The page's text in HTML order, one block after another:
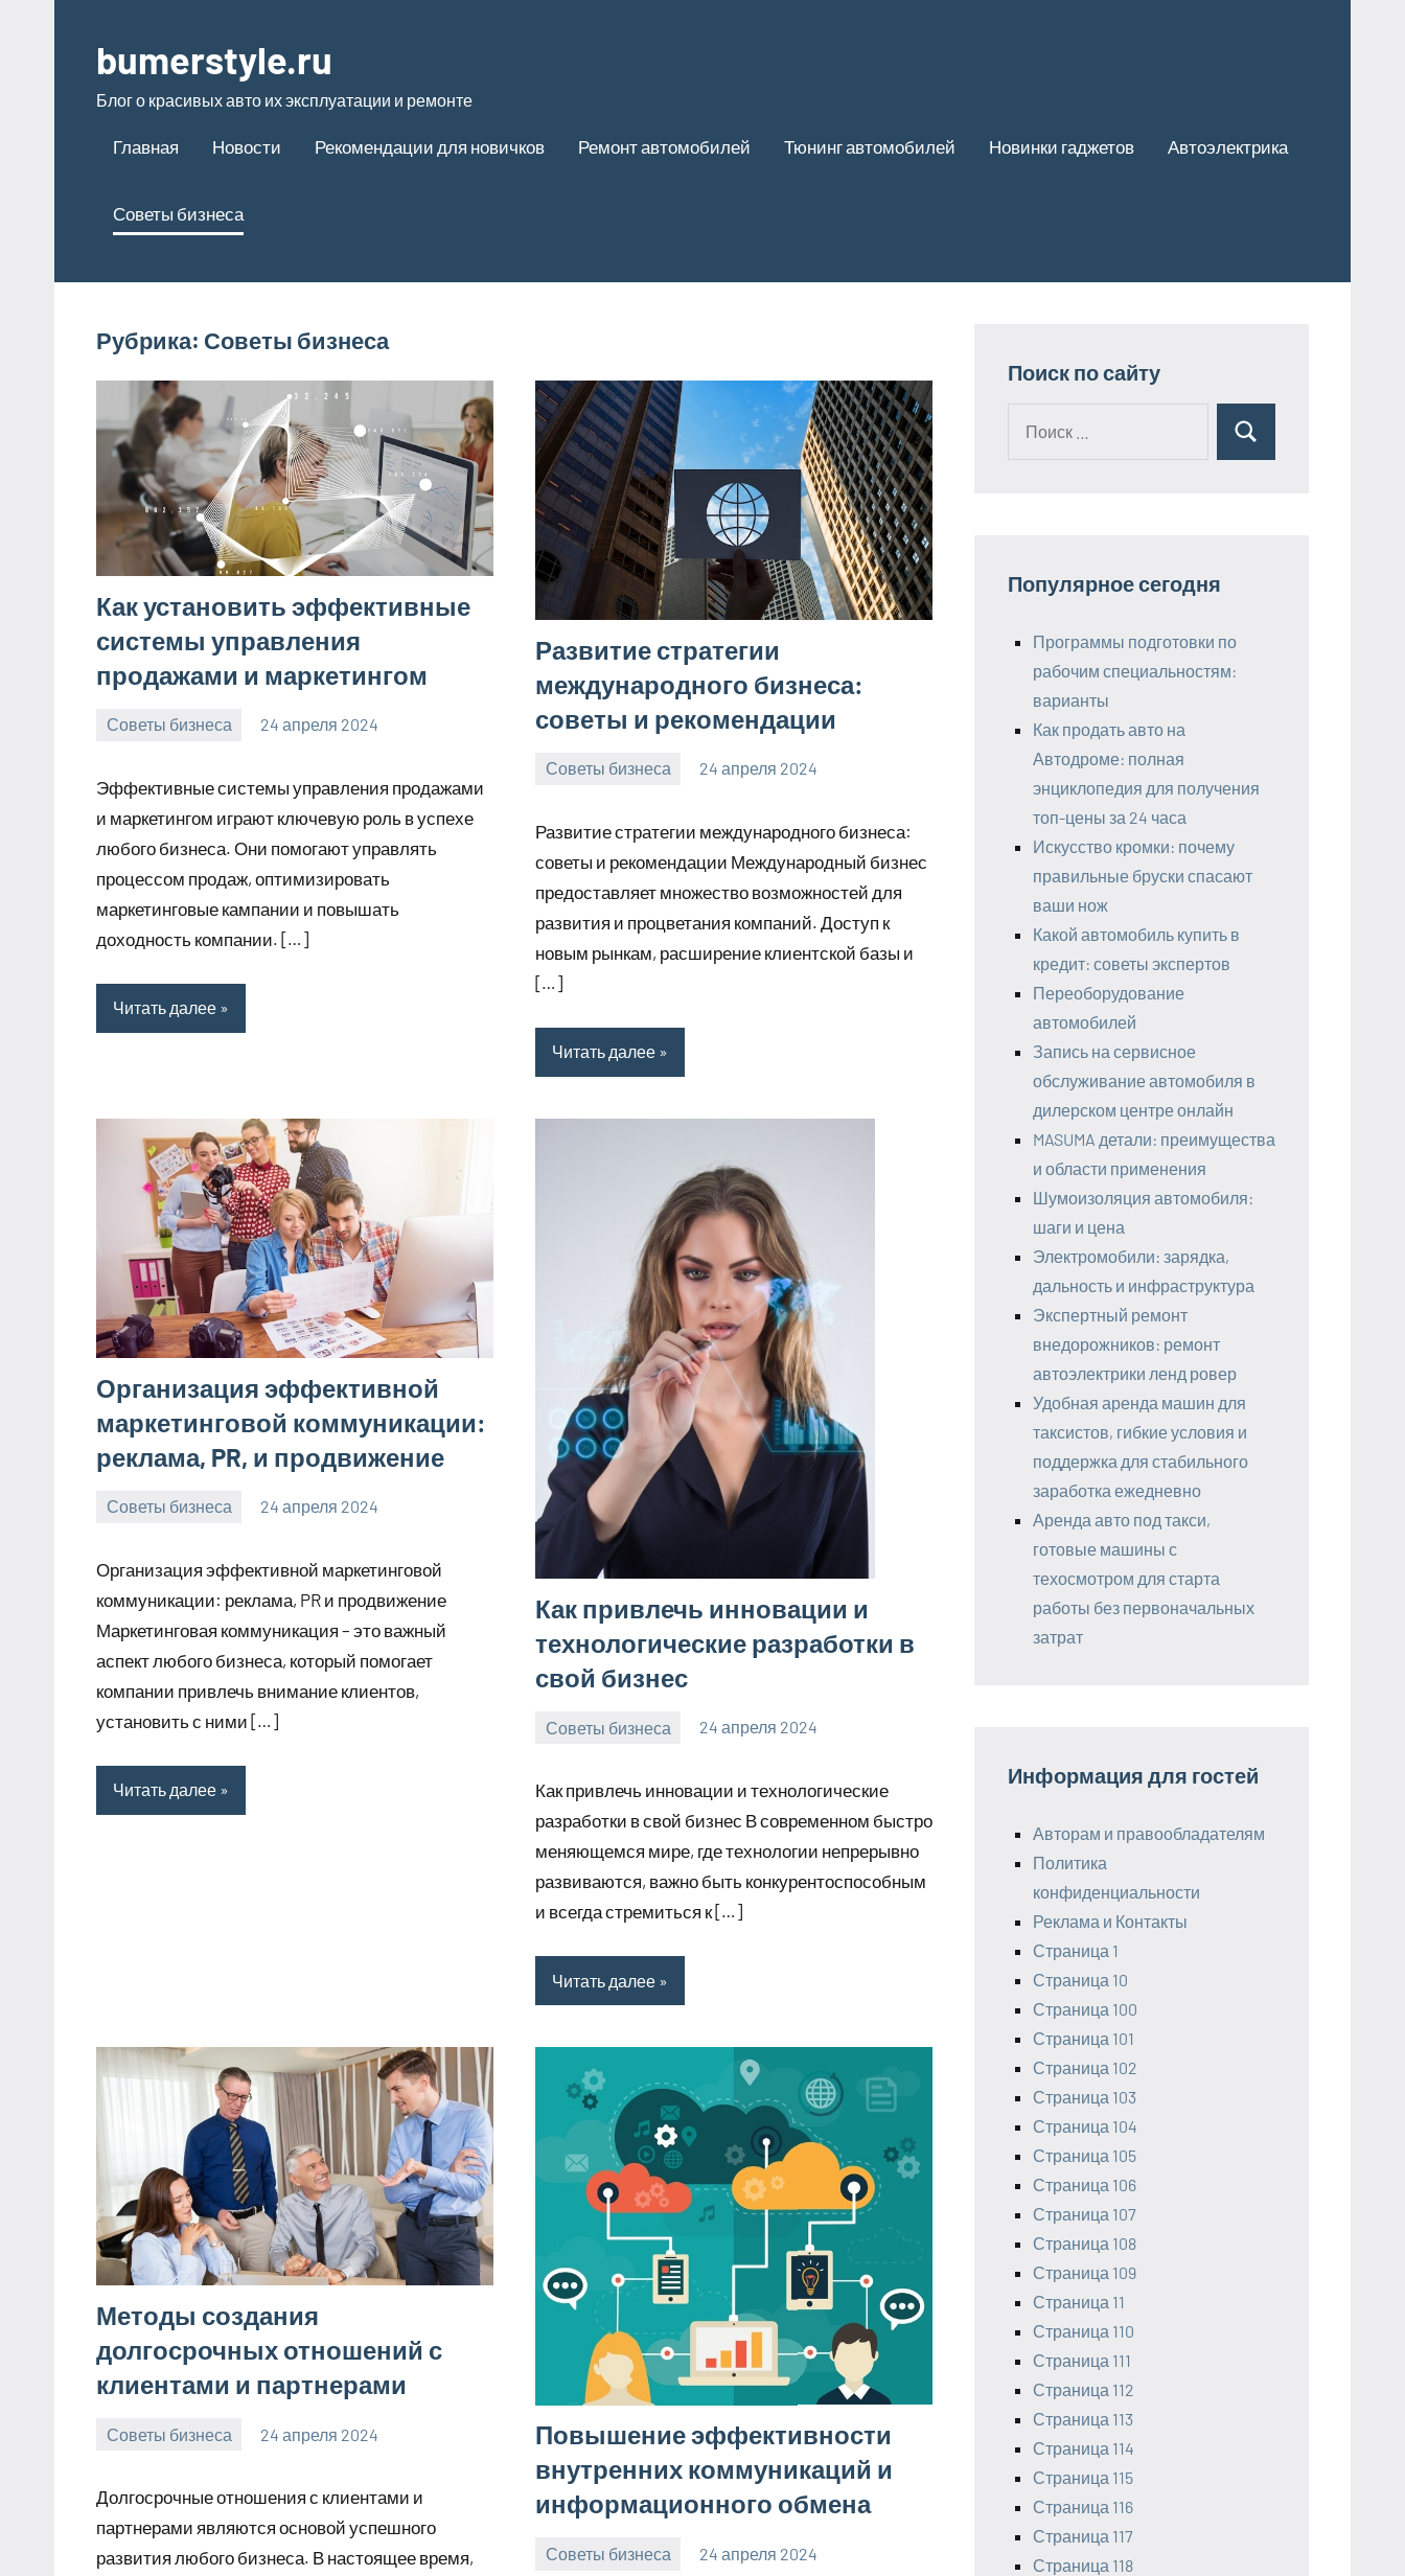
содержимому
bumerstyle.ru
Блог о красивых авто их эксплуатации и ремонте
Главная Новости Рекомендации для новичков Ремонт автомобилей Тюнинг автомобилей Новинки гаджетов Автоэлектрика
Советы бизнеса
Рубрика: Советы бизнеса
Как установить эффективные
системы управления
продажами и маркетингом
Советы бизнеса 24 апреля 2024
Эффективные системы управления продажами
и маркетингом играют ключевую роль в успехе
любого бизнеса. Они помогают управлять
процессом продаж, оптимизировать
маркетинговые кампании и повышать
доходность компании. […]
Читать далее
Развитие стратегии
международного бизнеса:
советы и рекомендации
Советы бизнеса 24 апреля 2024
Развитие стратегии международного бизнеса:
советы и рекомендации Международный бизнес
предоставляет множество возможностей для
развития и процветания компаний. Доступ к
новым рынкам, расширение клиентской базы и
[…]
Читать далее
Организация эффективной
маркетинговой коммуникации:
реклама, PR, и продвижение
Советы бизнеса 24 апреля 2024
Организация эффективной маркетинговой
коммуникации: реклама, PR и продвижение
Маркетинговая коммуникация – это важный
аспект любого бизнеса, который помогает
компании привлечь внимание клиентов,
установить с ними […]
Читать далее
Как привлечь инновации и
технологические разработки в
свой бизнес
Советы бизнеса 24 апреля 2024
Как привлечь инновации и технологические
разработки в свой бизнес В современном быстро
меняющемся мире, где технологии непрерывно
развиваются, важно быть конкурентоспособным
и всегда стремиться к […]
Читать далее
Методы создания
долгосрочных отношений с
клиентами и партнерами
Советы бизнеса 24 апреля 2024
Долгосрочные отношения с клиентами и
партнерами являются основой успешного
развития любого бизнеса. В настоящее время,
Повышение эффективности
внутренних коммуникаций и
информационного обмена
Советы бизнеса 24 апреля 2024
Поиск по сайту
Поиск
Популярное сегодня
Программы подготовки по
рабочим специальностям:
варианты
Как продать авто на
Автодроме: полная
энциклопедия для получения
топ-цены за 24 часа
Искусство кромки: почему
правильные бруски спасают
ваши нож
Какой автомобиль купить в
кредит: советы экспертов
Переоборудование
автомобилей
Запись на сервисное
обслуживание автомобиля в
дилерском центре онлайн
MASUMA детали: преимущества
и области применения
Шумоизоляция автомобиля:
шаги и цена
Электромобили: зарядка,
дальность и инфраструктура
Экспертный ремонт
внедорожников: ремонт
автоэлектрики ленд ровер
Удобная аренда машин для
таксистов, гибкие условия и
поддержка для стабильного
заработка ежедневно
Аренда авто под такси,
готовые машины с
техосмотром для старта
работы без первоначальных
затрат
Информация для гостей
Авторам и правообладателям
Политика
конфиденциальности
Реклама и Контакты
Страница 1
Страница 10
Страница 100
Страница 101
Страница 102
Страница 103
Страница 104
Страница 105
Страница 106
Страница 107
Страница 108
Страница 109
Страница 11
Страница 110
Страница 111
Страница 112
Страница 113
Страница 114
Страница 115
Страница 116
Страница 117
Страница 118